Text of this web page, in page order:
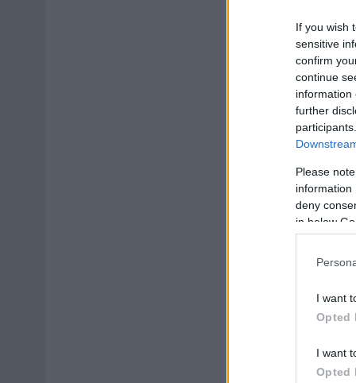
If you wish
sensitive
confirm
continue
information
further
Please
information
deny
in below
I want
Opted
I want
Opted